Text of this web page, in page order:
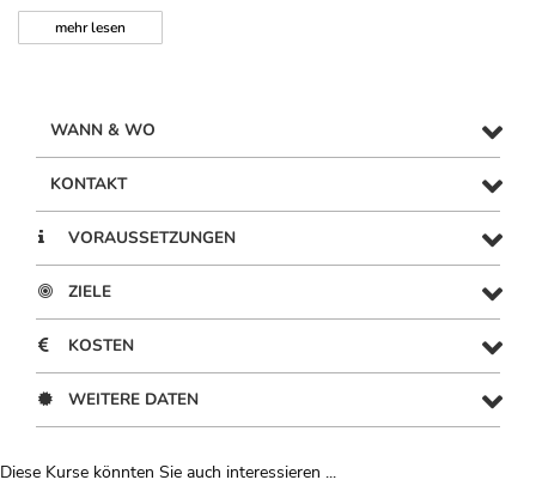
mehrlesen
WANN & WO
KONTAKT
VORAUSSETZUNGEN
ZIELE
KOSTEN
WEITERE DATEN
Diese Kurse könnten Sie auch interessieren ...